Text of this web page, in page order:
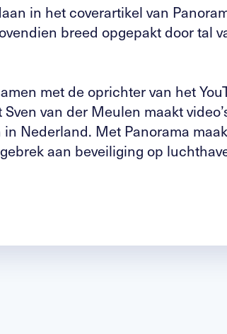
in het coverartikel van
breed opgepakt door tal
met de oprichter van het
van der Meulen maakt
Nederland. Met Panorama
aan beveiliging op